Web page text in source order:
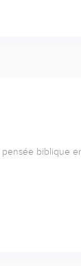
biblique